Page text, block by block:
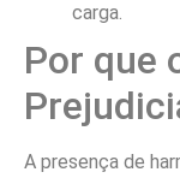
carga.
Por que
A presença de